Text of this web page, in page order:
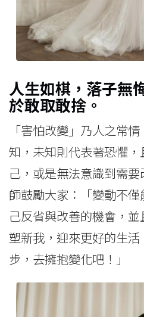
人生如棋，落子無
於敢取敢捨。
「害怕改變」乃人之常
知，未知則代表著恐懼
己，或是無法意識到需
師鼓勵大家：「變動不
己反省與改善的機會，
塑新我，迎來更好的生
步，去擁抱變化吧！」